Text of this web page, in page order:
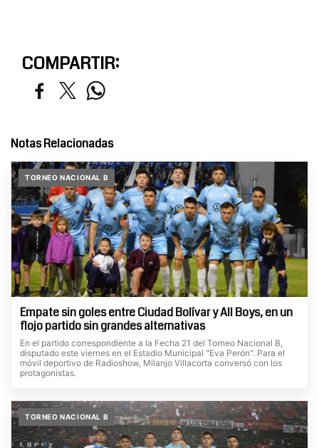
COMPARTIR:
Notas Relacionadas
TORNEO NACIONAL B
Empate sin goles entre Ciudad Bolívar y All Boys, en un
flojo partido sin grandes alternativas
En el partido correspondiente a la Fecha 21 del Torneo Nacional B,
disputado este viernes en el Estadio Municipal "Eva Perón". Para el
móvil deportivo de Radioshow, Milanjo Villacorta conversó con los
protagonistas.
TORNEO NACIONAL B